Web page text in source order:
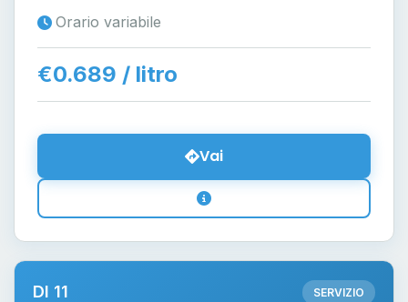
Orario variabile
€0.689 / litro
Vai
DI 11 SERVIZIO